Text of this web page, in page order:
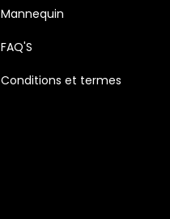
Mannequin
FAQ'S
Conditions et termes